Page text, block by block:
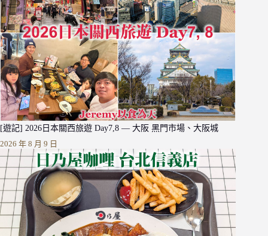
[遊記] 2026日本關西旅遊 Day7,8 — 大阪 黑門市場、大阪城
2026 年 8 月 9 日